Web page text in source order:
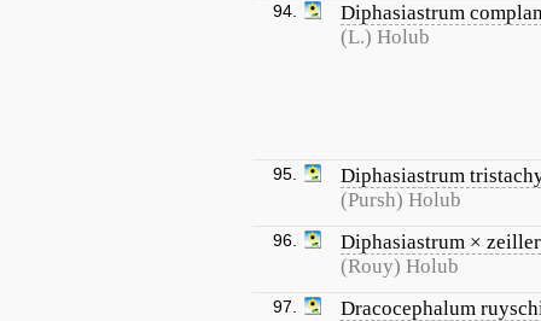
94.
Diphasiastrum
(L.) Holub
95.
Diphasiastrum
(Pursh) Holub
96.
Diphasiastrum ×
(Rouy) Holub
97. Dracocephalum